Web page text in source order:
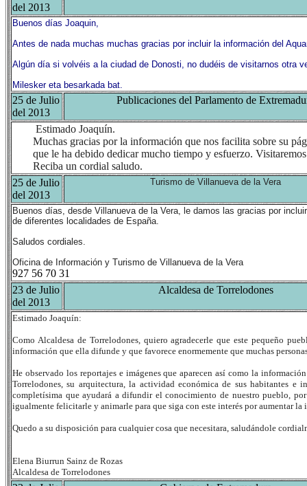
del 2013
Buenos días Joaquin,
Antes de nada muchas muchas gracias por incluir la información del
Algún día si volvéis a la ciudad de Donosti, no dudéis de visitarnos otra
Milesker eta besarkada bat.
25 de Julio
del 2013
Publicaciones del Parlamento de
Estimado Joaquín.
Muchas gracias por la información que nos facilita sobre su
que le ha debido dedicar mucho tiempo y esfuerzo.
Reciba un cordial saludo.
25 de Julio
del 2013
Turismo de Villanueva de la Vera
Buenos días, desde Villanueva de la Vera, le damos las gracias por
de diferentes localidades de España.
Saludos cordiales.
Oficina de Información y Turismo de Villanueva de la Vera
927 56 70 31
23 de Julio
del 2013
Alcaldesa de Torrelodones
Estimado Joaquín:
Como Alcaldesa de Torrelodones, quiero agradecerle que este pequeño
información que ella difunde y que favorece enormemente que muchas
He observado los reportajes e imágenes que aparecen así como la
Torrelodones, su arquitectura, la actividad económica de sus habitantes e
completísima que ayudará a difundir el conocimiento de nuestro pueblo,
igualmente felicitarle y animarle para que siga con este interés por aumentar
Quedo a su disposición para cualquier cosa que necesitara, saludándole
Elena Biurrun Sainz de Rozas
Alcaldesa de Torrelodones